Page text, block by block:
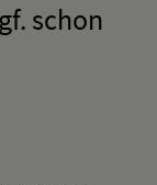
schon